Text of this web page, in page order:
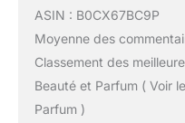
ASIN : B0CX67BC9P
Moyenne des
Classement des
Beauté et Parfum ( Voir
Parfum )